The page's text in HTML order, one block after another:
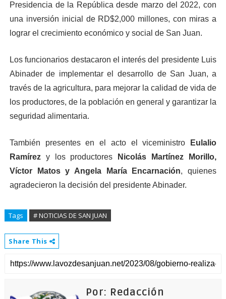
Presidencia de la República desde marzo del 2022, con
una inversión inicial de RD$2,000 millones, con miras a
lograr el crecimiento económico y social de San Juan.
Los funcionarios destacaron el interés del presidente Luis
Abinader de implementar el desarrollo de San Juan, a
través de la agricultura, para mejorar la calidad de vida de
los productores, de la población en general y garantizar la
seguridad alimentaria.
También presentes en el acto el viceministro
Eulalio
Ramírezy los productores
Nicolás Martínez Morillo,
Víctor Matos y Angela María Encarnación, quienes
agradecieron la decisión del presidente Abinader.
Tags # NOTICIAS DE SAN JUAN
Share This
Por: Redacción